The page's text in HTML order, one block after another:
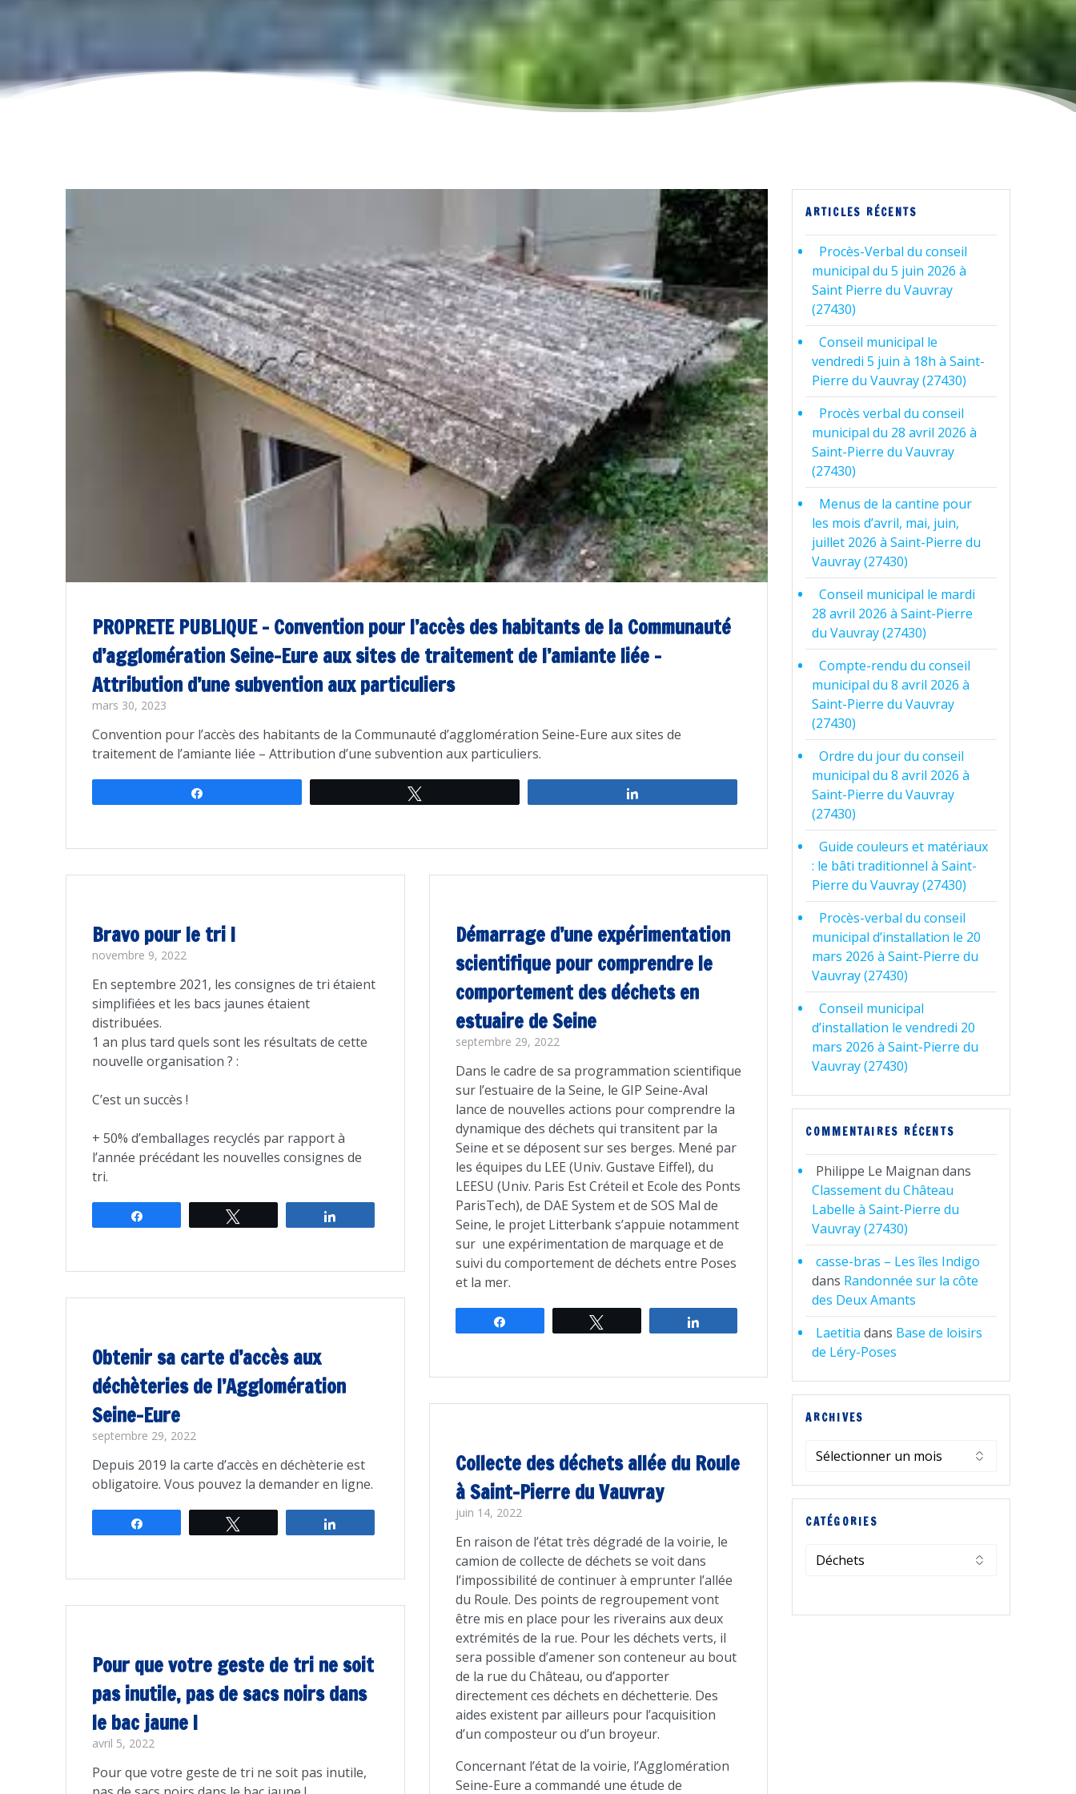
PROPRETE PUBLIQUE – Convention pour l’accès des habitants de la Communauté
d’agglomération Seine-Eure aux sites de traitement de l’amiante liée –
Attribution d’une subvention aux particuliers
mars 30, 2023
Convention pour l’accès des habitants de la Communauté d’agglomération Seine-Eure aux sites de
traitement de l’amiante liée – Attribution d’une subvention aux particuliers.
Bravo pour le tri !
novembre 9, 2022
En septembre 2021, les consignes de tri étaient
simplifiées et les bacs jaunes étaient
distribuées.
1 an plus tard quels sont les résultats de cette
nouvelle organisation ? :
C’est un succès !
+ 50% d’emballages recyclés par rapport à
l’année précédant les nouvelles consignes de
tri.
Démarrage d’une expérimentation
scientifique pour comprendre le
comportement des déchets en
estuaire de Seine
septembre 29, 2022
Dans le cadre de sa programmation scientifique
sur l’estuaire de la Seine, le GIP Seine-Aval
lance de nouvelles actions pour comprendre la
dynamique des déchets qui transitent par la
Seine et se déposent sur ses berges. Mené par
les équipes du LEE (Univ. Gustave Eiffel), du
LEESU (Univ. Paris Est Créteil et Ecole des Ponts
ParisTech), de DAE System et de SOS Mal de
Seine, le projet Litterbank s’appuie notamment
sur une expérimentation de marquage et de
suivi du comportement de déchets entre Poses
et la mer.
Obtenir sa carte d’accès aux
déchèteries de l’Agglomération
Seine-Eure
septembre 29, 2022
Depuis 2019 la carte d’accès en déchèterie est
obligatoire. Vous pouvez la demander en ligne.
Collecte des déchets allée du Roule
à Saint-Pierre du Vauvray
juin 14, 2022
En raison de l’état très dégradé de la voirie, le
camion de collecte de déchets se voit dans
l’impossibilité de continuer à emprunter l’allée
du Roule. Des points de regroupement vont
être mis en place pour les riverains aux deux
extrémités de la rue. Pour les déchets verts, il
sera possible d’amener son conteneur au bout
de la rue du Château, ou d’apporter
directement ces déchets en déchetterie. Des
aides existent par ailleurs pour l’acquisition
d’un composteur ou d’un broyeur.
Concernant l’état de la voirie, l’Agglomération
Seine-Eure a commandé une étude de
Pour que votre geste de tri ne soit
pas inutile, pas de sacs noirs dans
le bac jaune !
avril 5, 2022
Pour que votre geste de tri ne soit pas inutile,
ARTICLES RÉCENTS
Procès-Verbal du conseil
municipal du 5 juin 2026 à
Saint Pierre du Vauvray
(27430)
Conseil municipal le
vendredi 5 juin à 18h à Saint-
Pierre du Vauvray (27430)
Procès verbal du conseil
municipal du 28 avril 2026 à
Saint-Pierre du Vauvray
(27430)
Menus de la cantine pour
les mois d’avril, mai, juin,
juillet 2026 à Saint-Pierre du
Vauvray (27430)
Conseil municipal le mardi
28 avril 2026 à Saint-Pierre
du Vauvray (27430)
Compte-rendu du conseil
municipal du 8 avril 2026 à
Saint-Pierre du Vauvray
(27430)
Ordre du jour du conseil
municipal du 8 avril 2026 à
Saint-Pierre du Vauvray
(27430)
Guide couleurs et matériaux
: le bâti traditionnel à Saint-
Pierre du Vauvray (27430)
Procès-verbal du conseil
municipal d’installation le 20
mars 2026 à Saint-Pierre du
Vauvray (27430)
Conseil municipal
d’installation le vendredi 20
mars 2026 à Saint-Pierre du
Vauvray (27430)
COMMENTAIRES RÉCENTS
Philippe Le Maignan dans
Classement du Château
Labelle à Saint-Pierre du
Vauvray (27430)
casse-bras – Les îles Indigo
dans Randonnée sur la côte
des Deux Amants
Laetitia dans Base de loisirs
de Léry-Poses
ARCHIVES
Archives
CATÉGORIES
Catégories